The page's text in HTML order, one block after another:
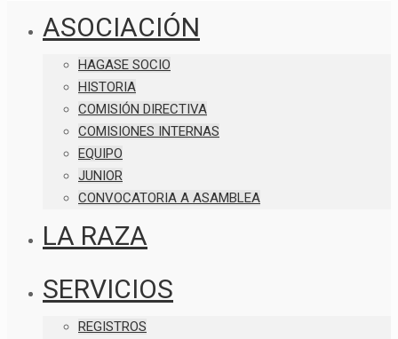
ASOCIACIÓN
HAGASE SOCIO
HISTORIA
COMISIÓN DIRECTIVA
COMISIONES INTERNAS
EQUIPO
JUNIOR
CONVOCATORIA A ASAMBLEA
LA RAZA
SERVICIOS
REGISTROS